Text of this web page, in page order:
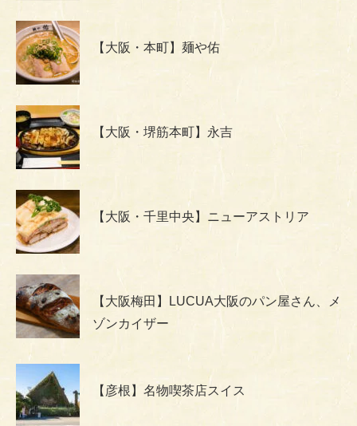
【大阪・本町】麺や佑
【大阪・堺筋本町】永吉
【大阪・千里中央】ニューアストリア
【大阪梅田】LUCUA大阪のパン屋さん、メ
ゾンカイザー
【彦根】名物喫茶店スイス